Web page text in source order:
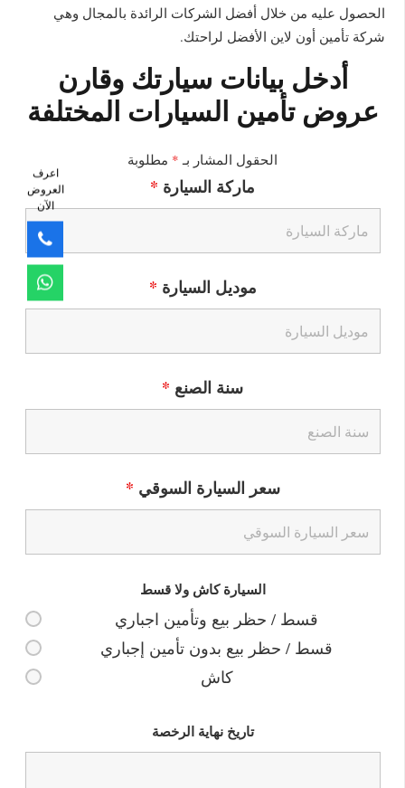
الحصول عليه من خلال أفضل الشركات الرائدة بالمجال وهي
شركة تأمين أون لاين الأفضل لراحتك.
أدخل بيانات سيارتك وقارن
عروض تأمين السيارات المختلفة
الحقول المشار بـ * مطلوبة
ماركة السيارة *
موديل السيارة *
سنة الصنع *
سعر السيارة السوقي *
السيارة كاش ولا قسط
قسط / حظر بيع وتأمين اجباري
قسط / حظر بيع بدون تأمين إجباري
كاش
تاريخ نهاية الرخصة
اعرف
العروض
الآن